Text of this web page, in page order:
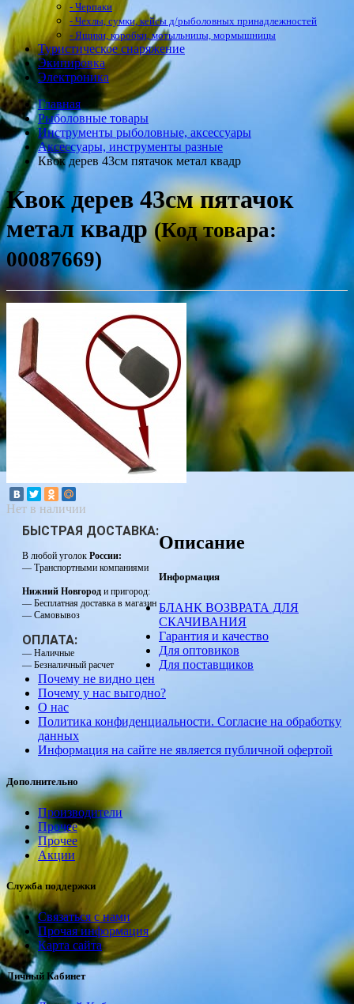
- Черпаки
- Чехлы, сумки, кейсы д/рыболовных принадлежностей
- Ящики, коробки, мотыльницы, мормышницы
Туристическое снаряжение
Экипировка
Электроника
Главная
Рыболовные товары
Инструменты рыболовные, аксессуары
Аксессуары, инструменты разные
Квок дерев 43см пятачок метал квадр
Квок дерев 43см пятачок
метал квадр (Код товара:
00087669)
Нет в наличии
БЫСТРАЯ ДОСТАВКА:
В любой уголок России:
— Транспортными компаниями
Нижний Новгород и пригород:
— Бесплатная доставка в магазин
— Самовывоз
ОПЛАТА:
— Наличные
— Безналичный расчет
Описание
Информация
БЛАНК ВОЗВРАТА ДЛЯ
СКАЧИВАНИЯ
Гарантия и качество
Для оптовиков
Для поставщиков
Почему не видно цен
Почему у нас выгодно?
О нас
Политика конфиденциальности. Согласие на обработку
данных
Информация на сайте не является публичной офертой
Дополнительно
Производители
Прочее
Прочее
Акции
Служба поддержки
Связаться с нами
Прочая информация
Карта сайта
Личный Кабинет